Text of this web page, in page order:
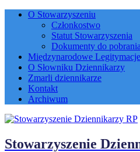
O Stowarzyszeniu
Członkostwo
Statut Stowarzyszenia
Dokumenty do pobrania
Międzynarodowe
O Słowniku Dziennikarzy
Zmarli dziennikarze
Kontakt
Archiwum
Stowarzyszenie